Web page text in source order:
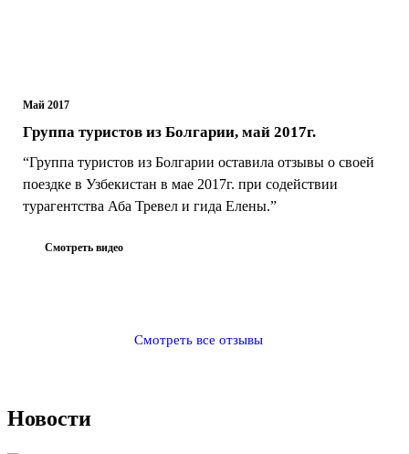
Май 2017
Группа туристов из Болгарии, май 2017г.
“Группа туристов из Болгарии оставила отзывы о своей
поездке в Узбекистан в мае 2017г. при содействии
турагентства Аба Тревел и гида Елены.”
Смотреть видео
Смотреть все отзывы
Новости